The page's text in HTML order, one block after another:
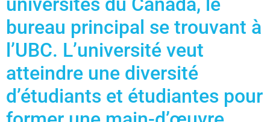
bureau principal se trouvant à
l’UBC. L’université veut
atteindre une diversité
d’étudiants et étudiantes pour